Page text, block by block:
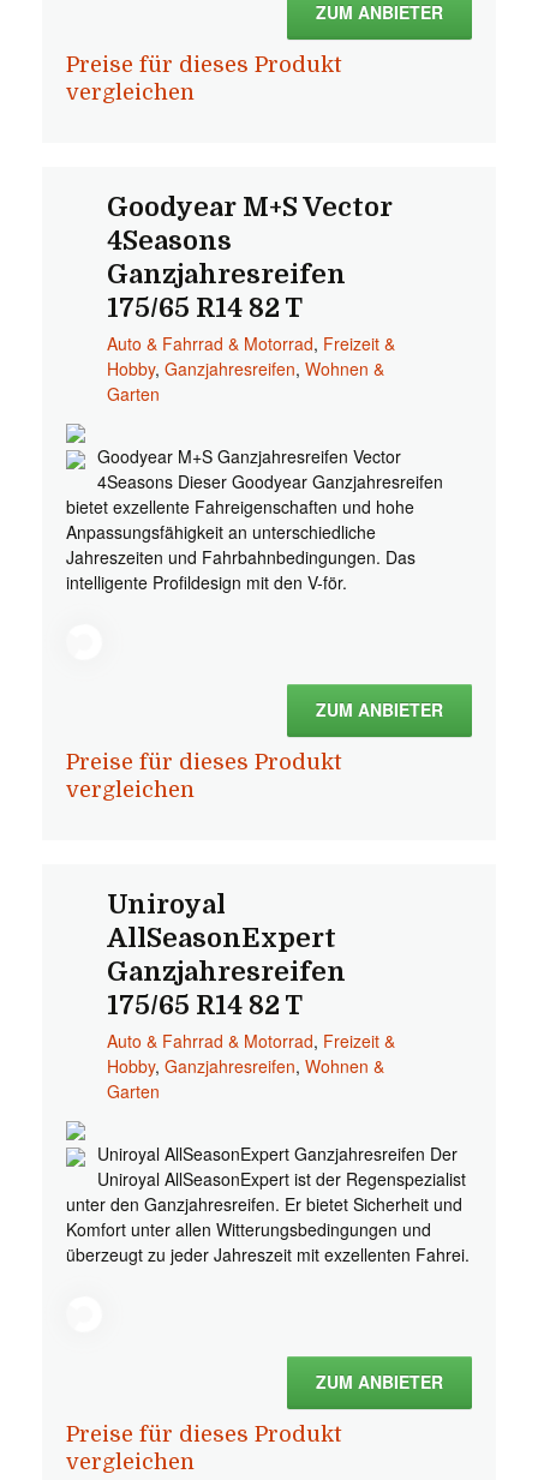
ZUM ANBIETER
Preise für dieses Produkt
vergleichen
Goodyear M+S Vector
4Seasons
Ganzjahresreifen
175/65 R14 82 T
Auto & Fahrrad & Motorrad, Freizeit &
Hobby, Ganzjahresreifen, Wohnen &
Garten
Goodyear M+S Ganzjahresreifen Vector
4Seasons Dieser Goodyear Ganzjahresreifen
bietet exzellente Fahreigenschaften und hohe
Anpassungsfähigkeit an unterschiedliche
Jahreszeiten und Fahrbahnbedingungen. Das
intelligente Profildesign mit den V-för.
ZUM ANBIETER
Preise für dieses Produkt
vergleichen
Uniroyal
AllSeasonExpert
Ganzjahresreifen
175/65 R14 82 T
Auto & Fahrrad & Motorrad, Freizeit &
Hobby, Ganzjahresreifen, Wohnen &
Garten
Uniroyal AllSeasonExpert Ganzjahresreifen Der
Uniroyal AllSeasonExpert ist der Regenspezialist
unter den Ganzjahresreifen. Er bietet Sicherheit und
Komfort unter allen Witterungsbedingungen und
überzeugt zu jeder Jahreszeit mit exzellenten Fahrei.
ZUM ANBIETER
Preise für dieses Produkt
vergleichen